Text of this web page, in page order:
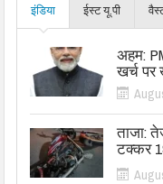
इंडिया ईस्ट यू.पी
अहम:
खर्च पर
ताजा:
टक्कर